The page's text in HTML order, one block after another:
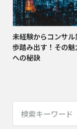
未経験からコンサ
歩踏み出す！その
への秘訣